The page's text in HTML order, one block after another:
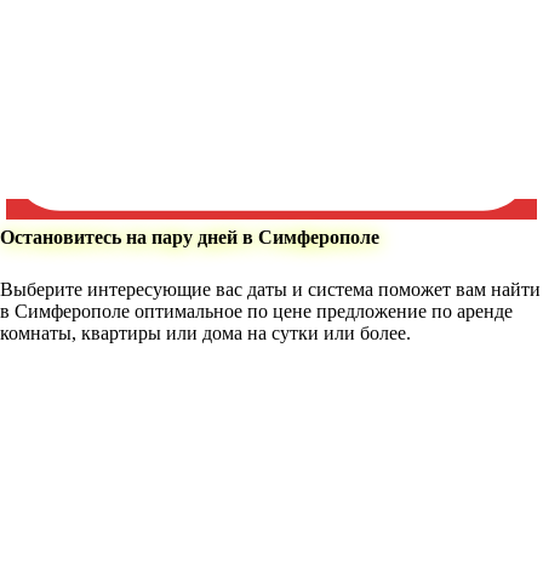
Остановитесь на пару дней в Симферополе
Выберите интересующие вас даты и система поможет вам найти
в Симферополе оптимальное по цене предложение по аренде
комнаты, квартиры или дома на сутки или более.